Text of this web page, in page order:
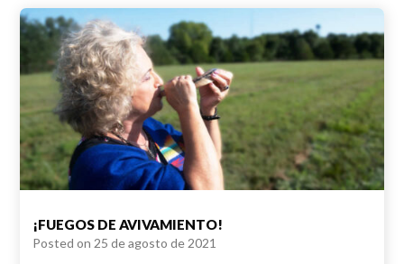
¡FUEGOS DE AVIVAMIENTO!
Posted on 25 de agosto de 2021